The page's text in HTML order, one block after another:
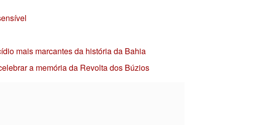
mais marcantes da história da Bahia
a memória da Revolta dos Búzios